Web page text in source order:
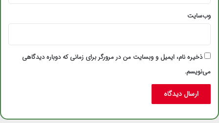
وب‌سایت
ذخیره نام، ایمیل و وبسایت من در مرورگر برای زمانی که دوباره دیدگاهی
می‌نویسم.